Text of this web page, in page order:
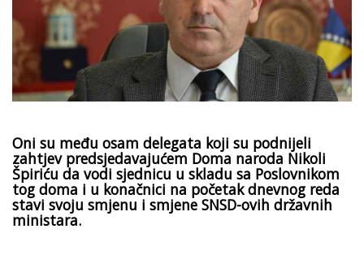
Oni su među osam delegata koji su podnijeli
zahtjev predsjedavajućem Doma naroda Nikoli
Špiriću da vodi sjednicu u skladu sa Poslovnikom
tog doma i u konačnici na početak dnevnog reda
stavi svoju smjenu i smjene SNSD-ovih državnih
ministara.